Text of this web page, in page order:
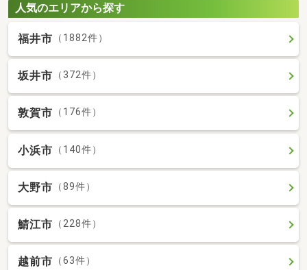
人気のエリアから探す
福井市 （1882件）
坂井市 （372件）
敦賀市 （176件）
小浜市 （140件）
大野市 （89件）
鯖江市 （228件）
越前市 （63件）